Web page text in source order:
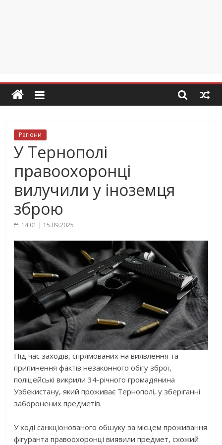
Регіони
У Тернополі
правоохоронці
вилучили у іноземця
зброю
14:01 | 15.09.2025
Під час заходів, спрямованих на виявлення та
припинення фактів незаконного обігу зброї,
поліцейські викрили 34-річного громадянина
Узбекистану, який проживає Тернополі, у зберіганні
заборонених предметів.
У ході санкціонованого обшуку за місцем проживання
фігуранта правоохоронці виявили предмет, схожий